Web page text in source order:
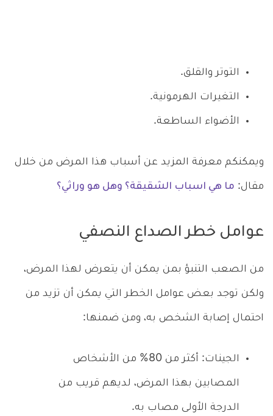
التوتر والقلق.
التغيرات الهرمونية.
الأضواء الساطعة.
ويمكنكم معرفة المزيد عن أسباب هذا المرض من خلال
مقال: ما هي اسباب الشقيقة؟ وهل هو وراثي؟
عوامل خطر الصداع النصفي
من الصعب التنبؤ بمن يمكن أن يتعرض لهذا المرض،
ولكن توجد بعض عوامل الخطر التي يمكن أن تزيد من
احتمال إصابة الشخص به، ومن ضمنها:
الجينات: أكثر من 80% من الأشخاص
المصابين بهذا المرض، لديهم قريب من
الدرجة الأولى مصاب به.